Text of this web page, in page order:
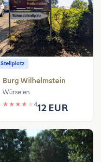
Stellplatz
Burg Wilhelmstein
Würselen
★ ★ ★ ★ ★ 412 EUR